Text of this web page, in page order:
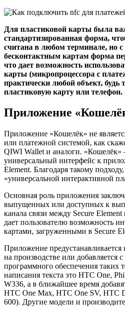
Для пластиковой карты была
стандартизированная форма,
считана в любом терминале, но с
бесконтактным картам форма
что дает возможность
карты (микропроцессора с
практически любой объект, будь
пластиковую карту или телефон.
Приложение
Приложение «Кошелёк» не
или платежной системой, как
QIWI Wallet и аналоги. «Кошелёк»
универсальный интерфейс к
Element. Благодаря такому
«универсальной интерактивной
Основная роль приложения
выпущенных или доступных к
канала связи между Secure
дает пользователю возможность
картами, загруженными в Secure
Приложение
на производстве или добавляется
программного обеспечения таких
написания текста это HTC One,
W336, а в ближайшее время
HTC One Max, HTC One SV, HTC
600). Другие модели и